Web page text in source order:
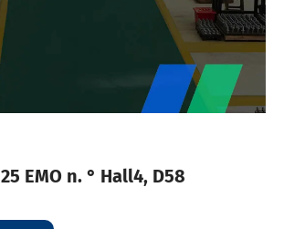
EMO n. ° Hall4, D58